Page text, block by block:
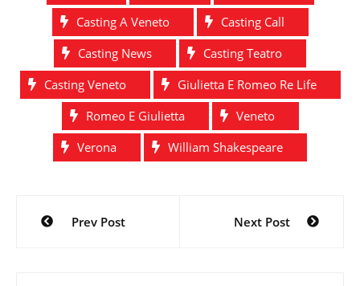
Casting A Veneto
Casting Call
Casting News
Casting Teatro
Casting Veneto
Giulietta E Romeo Re Life
Romeo E Giulietta
Veneto
Verona
William Shakespeare
Navigazione
articoliPrev Post Next Post